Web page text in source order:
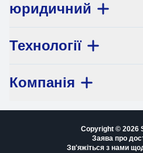
юридичний
Технології
Компанія
Copyright © 2026
Заява про
Зв'яжіться з нами